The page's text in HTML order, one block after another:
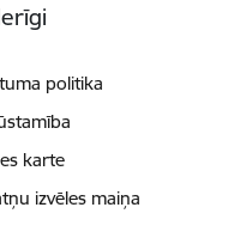
politika
karte
izvēles maiņa